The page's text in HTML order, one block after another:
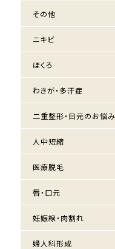
その他
ニキビ
ほくろ
わきが・多汗症
二重整形・目元のお悩み
人中短縮
医療脱毛
唇・口元
妊娠線・肉割れ
婦人科形成